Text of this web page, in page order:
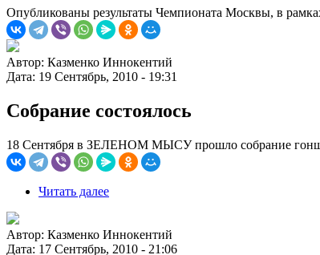
Опубликованы результаты Чемпионата Москвы, в
Автор: Казменко Иннокентий
Дата: 19 Сентябрь, 2010 - 19:31
Собрание состоялось
18 Сентября в ЗЕЛЕНОМ МЫСУ прошло собрание
Читать далее
Автор: Казменко Иннокентий
Дата: 17 Сентябрь, 2010 - 21:06